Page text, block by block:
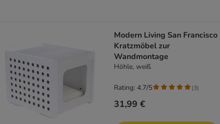
Modern Living San Francisco
Kratzmöbel zur
Wandmontage
Höhle, weiß
31,99 €
Rating: 4.7/5 (3)